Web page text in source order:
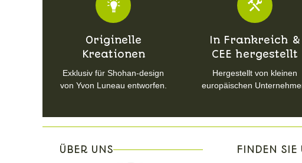
Originelle
Kreationen
Exklusiv für Shohan-design
von Yvon Luneau entworfen.
In Frankreich &
CEE hergestellt
Hergestellt von kleinen
europäischen
ÜBER UNS FINDEN SIE